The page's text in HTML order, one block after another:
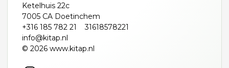
Ketelhuis 22c
7005 CA Doetinchem
+316 185 782 21
31618578221
info@kitap.nl
© 2026 www.kitap.nl